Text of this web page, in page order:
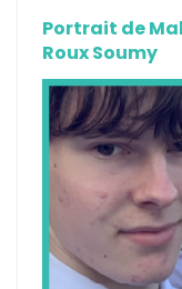
Portrait de
Roux Soumy